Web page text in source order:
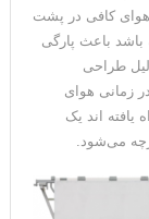
کافی در پشت
باشد باعث پارگی
همچنین به دلیل طراحی
زمانی هوای
اند یک
می‌شود.